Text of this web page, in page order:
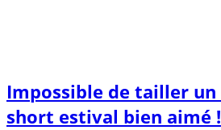
Impossible de tailler
short estival bien aimé !